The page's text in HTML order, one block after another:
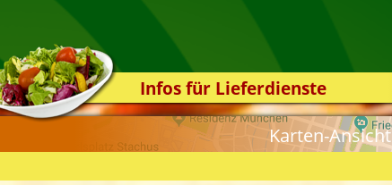
Infos für Lieferdienste
Kassensystem
ZuverlässigkeitKarten-Ansicht